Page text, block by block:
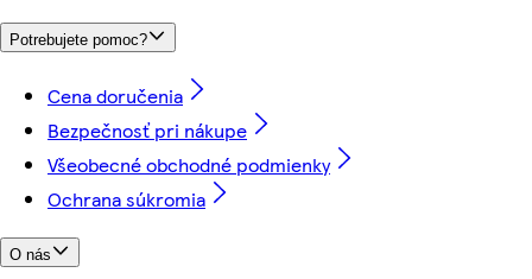
Potrebujete pomoc?
Cena doručenia
Bezpečnosť pri nákupe
Všeobecné obchodné podmienky
Ochrana súkromia
O nás